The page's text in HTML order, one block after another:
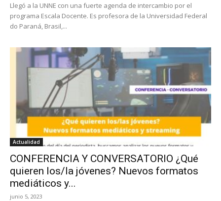
Llegó a la UNNE con una fuerte agenda de intercambio por el
programa Escala Docente. Es profesora de la Universidad Federal
do Paraná, Brasil,...
Actualidad
CONFERENCIA Y CONVERSATORIO ¿Qué
quieren los/la jóvenes? Nuevos formatos
mediáticos y...
junio 5, 2023